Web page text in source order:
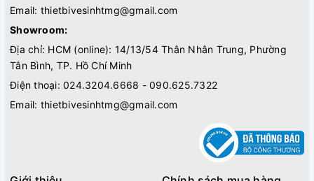
Email: thietbivesinhtmg@gmail.com
Showroom:
Địa chỉ: HCM (online): 14/13/54 Thân Nhân Trung, Phường
Tân Bình, TP. Hồ Chí Minh
Điện thoại: 024.3204.6668 - 090.625.7322
Email: thietbivesinhtmg@gmail.com